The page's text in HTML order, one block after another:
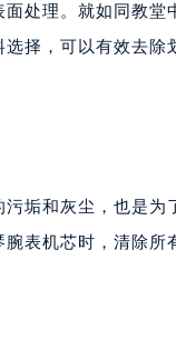
处理。就如同教堂
择，可以有效去除
垢和灰尘，也是为
表机芯时，清除所